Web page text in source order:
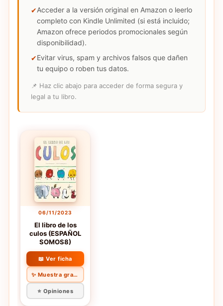
Acceder a la versión original en Amazon o leerlo
completo con Kindle Unlimited (si está incluido;
Amazon ofrece periodos promocionales según
disponibilidad).
Evitar virus, spam y archivos falsos que dañen
tu equipo o roben tus datos.
📌 Haz clic abajo para acceder de forma segura y
legal a tu libro.
06/11/2023
El libro de los
culos (ESPAÑOL
SOMOS8)
📖 Ver ficha
✨ Muestra gratis
⭐ Opiniones